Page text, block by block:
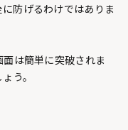
防げるわけではありま
は簡単に突破されま
う。